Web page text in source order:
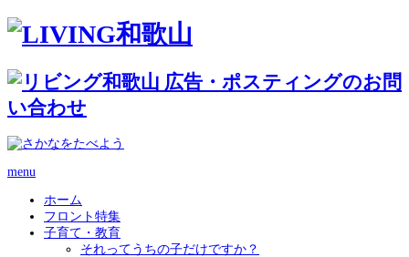
menu
ホーム
フロント特集
子育て・教育
それってうちの子だけですか？